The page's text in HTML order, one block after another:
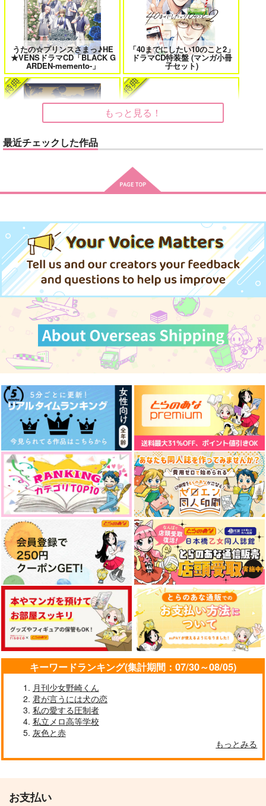
鬼上司・獄寺さんは暴かれたい。 6 恋してくれるな、マイバディ
みなと商事コインランドリー 7 光が死んだ夏 9
夜明けの唄 7
体感予報 2 青と碧 2
きみは最愛のステラ 上下巻 ミルクなきみとビターな彼 2
愛とかいろいろあるところ あなたは俺の運命でしょ！！
やらしく躾けて愛してあげる－Dom
／Subユニバース－２
最狂ヤンキーが僕だけに夢中な
件！？
なんかもうあーあって感じ。2 特装
版
僕の愛しいよなさん
エンドロールは地獄まで 2 嘘つきなキスで今日もバイバイ
好きとおかえり
クールぶり男子と激重男子 1 恋のふりして君を呼ぶ
うたの☆プリンスさまっ♪HE
★VENSドラマCD「BLACK G
ARDEN-memento-」
「40までにしたい10のこと2」
ドラマCD特装盤 (マンガ小冊
子セット)
cloud nine(古川 慎盤)/古川慎
黄泉のツガイ
LIMITLESS(初回限定盤)/蒼井
翔太
悲劇の元凶となる最強外道ラ
スボス女王は民の為に尽くし
ます。Season2
ドラマCD「甘くて熱くて息も
できない 4」
MAMORU MIYANO ASIA LIV
E TOUR 2025-2026 ～VACATI
ONING!～/宮野真守 アイドルマスター SideM
もっと見る！
最近チェックした作品
キーワードランキング(集計期間：07/30～08/05)
月刊少女野崎くん
君が言うには犬の恋
私の愛する圧制者
私立メロ高等学校
灰色と赤
もっとみる
お支払い